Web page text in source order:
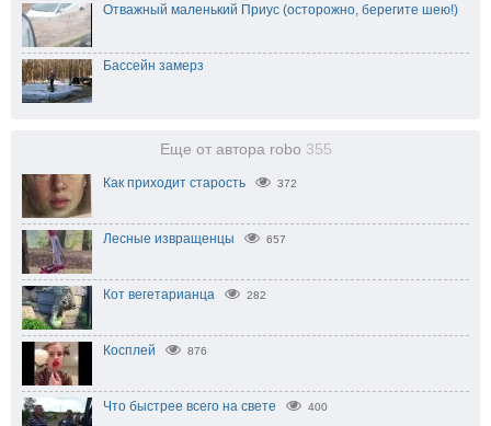
Отважный маленький Приус (осторожно, берегите шею!)
Бассейн замерз
Еще от автора robo 355
Как приходит старость 372
Лесные извращенцы 657
Кот вегетарианца 282
Косплей 876
Что быстрее всего на свете 400